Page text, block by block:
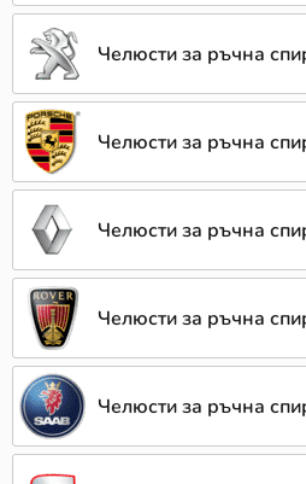
Челюсти за ръчна
Челюсти за ръчна
Челюсти за ръчна
Челюсти за ръчна
Челюсти за ръчна